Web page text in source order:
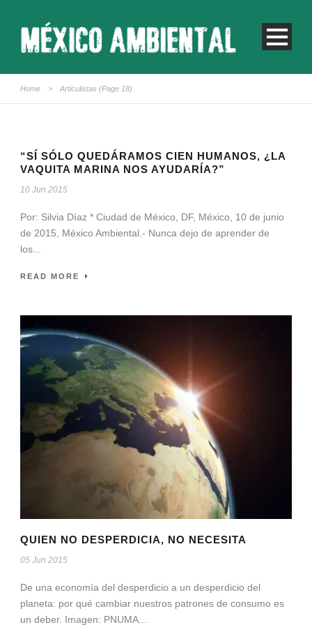
Home > Articulistas (Page 18)
“SÍ SÓLO QUEDÁRAMOS CIEN HUMANOS, ¿LA
VAQUITA MARINA NOS AYUDARÍA?”
10 Jun 2015
Por: Silvia Díaz * Ciudad de México, DF, México, 10 de junio
de 2015, México Ambiental.- Nunca dejo de aprender de
los...
READ MORE
QUIEN NO DESPERDICIA, NO NECESITA
05 Jun 2015
De una economía del desperdicio a un desperdicio del
planeta: por qué cambiar nuestros patrones de consumo es
un deber. Imagen: PNUMA...